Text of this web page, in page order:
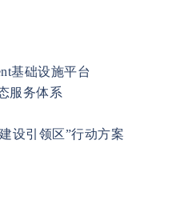
基础设施平台
服务体系
设引领区”行动方案